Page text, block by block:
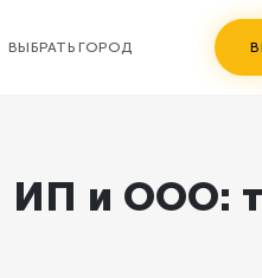
ВЫБРАТЬ ГОРОД
ИП и ООО: